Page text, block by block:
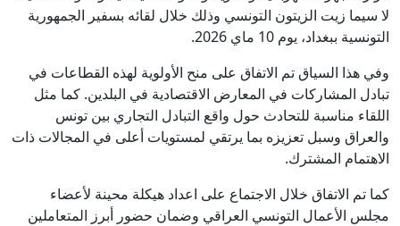
نظامي إلى بلدانهم
لا سيما زيت الزيتون التونسي وذلك خلال لقائه بسفير الجمهورية
التونسية ببغداد، يوم 10 ماي 2026.
وفي هذا السياق تم الاتفاق على منح الأولوية لهذه القطاعات في
تبادل المشاركات في المعارض الاقتصادية في البلدين. كما مثل
اللقاء مناسبة للتحادث حول واقع التبادل التجاري بين تونس
والعراق وسبل تعزيزه بما يرتقي لمستويات أعلى في المجالات ذات
الاهتمام المشترك.
كما تم الاتفاق خلال الاجتماع على اعداد هيكلة محينة لأعضاء
مجلس الأعمال التونسي العراقي وضمان حضور أبرز المتعاملين